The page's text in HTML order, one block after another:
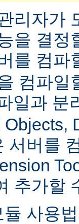
리자가
을 결정
를 컴파
컴파일
일과 분
서버를
추가할
사용